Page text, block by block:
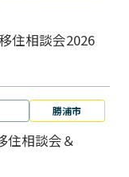
住相談会2026
勝浦市
住相談会＆